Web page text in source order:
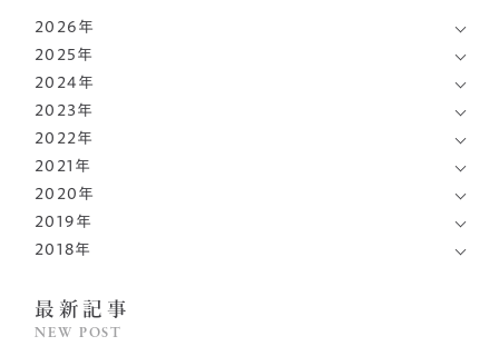
2026年
7月(1)
4月(1)
3月(1)
2025年
12月(2)
9月(1)
8月(1)
4月 (1)
2024年
12月(1)
9月(1)
8月(1)
6月 (2)
4月(1)
2023年
12月(1)
6月(1)
4月(2)
1月(1)
2022年
10月
7月(2)
3月 (1)
2021年
12月(1)
7月 (2)
2020年
12月(1)
5月 (1)
1月(1)
2019年
11月(4)
1月(2)
2018年
11月(1)
最新記事
NEW POST